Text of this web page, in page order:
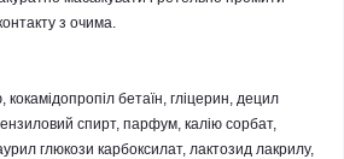
з очима.
бетаїн, гліцерин, децил
спирт, парфум, калію сорбат,
глюкози карбоксилат, лактозид лакрилу,